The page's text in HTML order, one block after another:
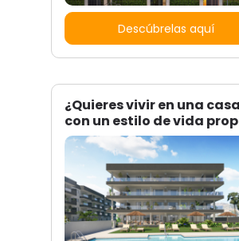
Descúbrelas aquí
¿Quieres vivir en una casa
con un estilo de vida